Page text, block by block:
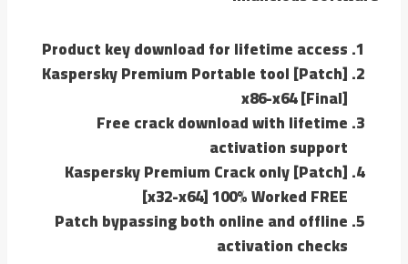
Product key download for lifetime access
Kaspersky Premium Portable tool [Patch]
x86-x64 [Final]
Free crack download with lifetime
activation support
Kaspersky Premium Crack only [Patch]
[x32-x64] 100% Worked FREE
Patch bypassing both online and offline
activation checks